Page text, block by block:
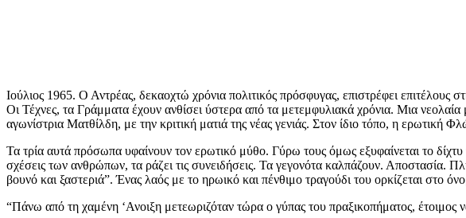
Ιούλιος 1965. Ο Αντρέας, δεκαοχτώ χρόνια πολιτικός πρόσφυγας, επιστρέφει
Οι Τέχνες, τα Γράμματα έχουν ανθίσει ύστερα από τα μετεμφυλιακά χρόνια. Μια
αγωνίστρια Ματθίλδη, με την κριτική ματιά της νέας γενιάς. Στον ίδιο τόπο, η
Τα τρία αυτά πρόσωπα υφαίνουν τον ερωτικό μύθο. Γύρω τους όμως εξυφαίνεται το δίχτυ
σχέσεις των ανθρώπων, τα ράζει τις συνειδήσεις. Τα γεγονότα καλπάζουν. Αποστασία.
βουνό και ξαστεριά”. Ένας λαός με το ηρωικό και πένθιμο τραγούδι του ορκίζεται στο
“Πάνω από τη χαμένη ‘Ανοιξη μετεωριζόταν τώρα ο γύπας του πραξικοπήματος, έτοιμος